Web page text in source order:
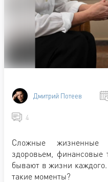
Дмитрий Потеев
4
Сложные жизненные
здоровьем, финансовые
бывают в жизни
такие моменты?